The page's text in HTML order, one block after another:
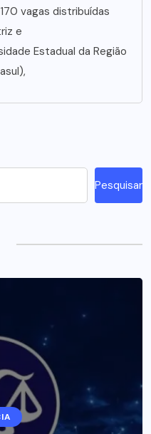
vagas distribuídas
e
Estadual da Região
Pesquisar